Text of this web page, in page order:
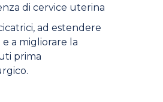
di cervice uterina
ad estendere
a migliorare la
prima